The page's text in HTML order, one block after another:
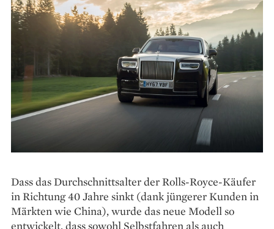
Dass das Durchschnittsalter der Rolls-Royce-Käufer
in Richtung 40 Jahre sinkt (dank jüngerer Kunden in
Märkten wie China), wurde das neue Modell so
entwickelt, dass sowohl Selbstfahren als auch